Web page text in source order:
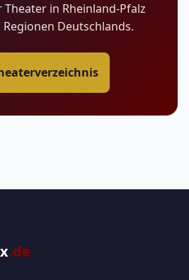
Theater in Rheinland-Pfalz
Deutschlands.
.de